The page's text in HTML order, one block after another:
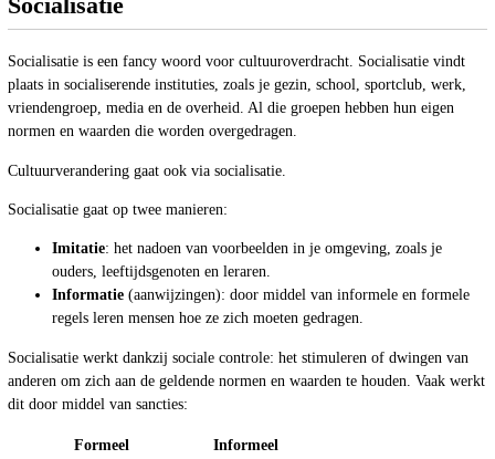
Socialisatie
Socialisatie is een fancy woord voor cultuuroverdracht. Socialisatie vindt
plaats in socialiserende instituties, zoals je gezin, school, sportclub, werk,
vriendengroep, media en de overheid. Al die groepen hebben hun eigen
normen en waarden die worden overgedragen.
Cultuurverandering gaat ook via socialisatie.
Socialisatie gaat op twee manieren:
Imitatie: het nadoen van voorbeelden in je omgeving, zoals je
ouders, leeftijdsgenoten en leraren.
Informatie (aanwijzingen): door middel van informele en formele
regels leren mensen hoe ze zich moeten gedragen.
Socialisatie werkt dankzij sociale controle: het stimuleren of dwingen van
anderen om zich aan de geldende normen en waarden te houden. Vaak werkt
dit door middel van sancties:
Formeel Informeel